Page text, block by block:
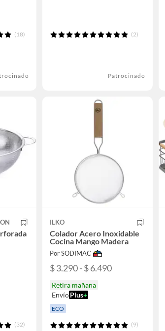
(18) (2)
Patrocinado
(32)
ILKO
Colador Acero Inoxidable
Cocina Mango Madera
Por SODIMAC
$ 3.290 - $ 6.490
Retira mañana
Envío Plus+
ECO
(9)